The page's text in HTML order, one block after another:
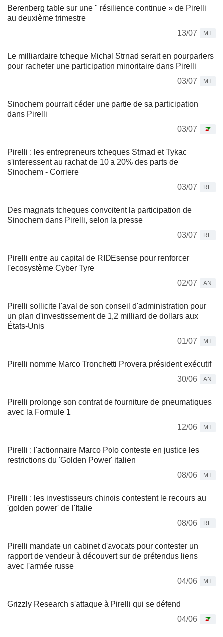
Berenberg table sur une " résilience continue » de Pirelli
au deuxième trimestre
13/07
MT
Le milliardaire tcheque Michal Strnad serait en pourparlers
pour racheter une participation minoritaire dans Pirelli
03/07
MT
Sinochem pourrait céder une partie de sa participation
dans Pirelli
03/07
Pirelli : les entrepreneurs tcheques Strnad et Tykac
s'interessent au rachat de 10 a 20% des parts de
Sinochem - Corriere
03/07
RE
Des magnats tcheques convoitent la participation de
Sinochem dans Pirelli, selon la presse
03/07
RE
Pirelli entre au capital de RIDEsense pour renforcer
l'ecosystème Cyber Tyre
02/07
AN
Pirelli sollicite l'aval de son conseil d'administration pour
un plan d'investissement de 1,2 milliard de dollars aux
États-Unis
01/07
MT
Pirelli nomme Marco Tronchetti Provera président exécutif
30/06
AN
Pirelli prolonge son contrat de fourniture de pneumatiques
avec la Formule 1
12/06
MT
Pirelli : l'actionnaire Marco Polo conteste en justice les
restrictions du 'Golden Power' italien
08/06
MT
Pirelli : les investisseurs chinois contestent le recours au
'golden power' de l'Italie
08/06
RE
Pirelli mandate un cabinet d'avocats pour contester un
rapport de vendeur à découvert sur de prétendus liens
avec l'armée russe
04/06
MT
Grizzly Research s'attaque à Pirelli qui se défend
04/06